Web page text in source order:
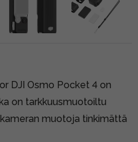
DJI Osmo Pocket 4 on
on tarkkuusmuotoiltu
muotoja tinkimättä